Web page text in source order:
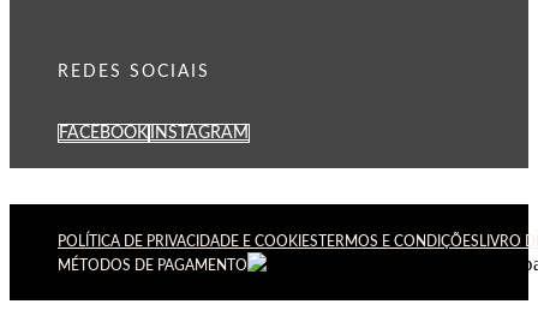
REDES SOCIAIS
FACEBOOK INSTAGRAM
POLÍTICA DE PRIVACIDADE E COOKIES TERMOS E CONDIÇÕES LIVRO
MÉTODOS DE PAGAMENTO